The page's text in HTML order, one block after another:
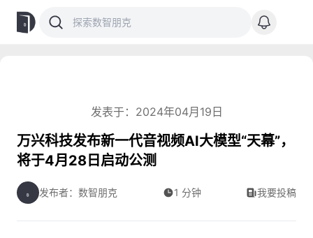
发表于：2024年04月19日
万兴科技发布新一代音视频AI大模型“天幕”，
将于4月28日启动公测
发布者：数智朋克 1 分钟 我要投稿